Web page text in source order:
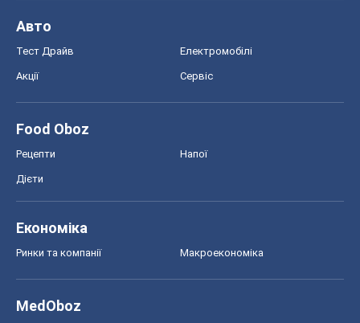
Авто
Тест Драйв Електромобілі
Акції Сервіс
Food Oboz
Рецепти Напої
Дієти
Економіка
Ринки та компанії Макроекономіка
MedOboz